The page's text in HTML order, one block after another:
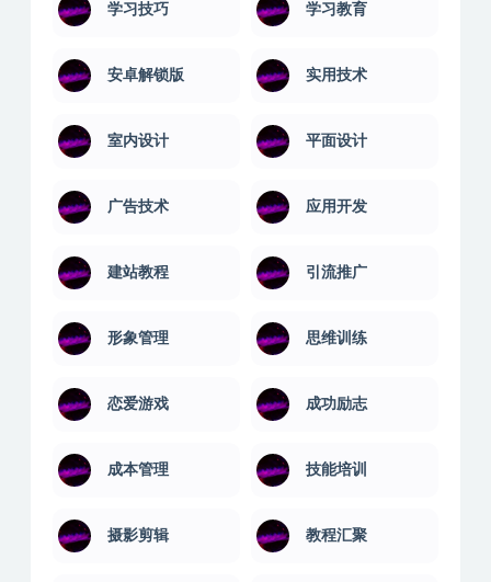
学习技巧 学习教育
安卓解锁版 实用技术
室内设计 平面设计
广告技术 应用开发
建站教程 引流推广
形象管理 思维训练
恋爱游戏 成功励志
成本管理 技能培训
摄影剪辑 教程汇聚